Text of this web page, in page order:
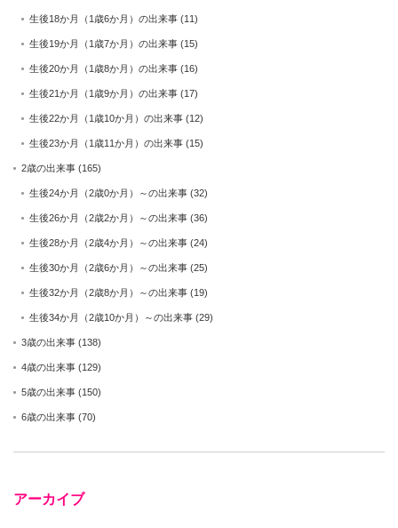
生後18か月（1歳6か月）の出来事 (11)
生後19か月（1歳7か月）の出来事 (15)
生後20か月（1歳8か月）の出来事 (16)
生後21か月（1歳9か月）の出来事 (17)
生後22か月（1歳10か月）の出来事 (12)
生後23か月（1歳11か月）の出来事 (15)
2歳の出来事 (165)
生後24か月（2歳0か月）～の出来事 (32)
生後26か月（2歳2か月）～の出来事 (36)
生後28か月（2歳4か月）～の出来事 (24)
生後30か月（2歳6か月）～の出来事 (25)
生後32か月（2歳8か月）～の出来事 (19)
生後34か月（2歳10か月）～の出来事 (29)
3歳の出来事 (138)
4歳の出来事 (129)
5歳の出来事 (150)
6歳の出来事 (70)
アーカイブ